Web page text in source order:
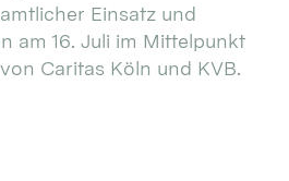
Einsatz und
am 16. Juli im Mittelpunkt
Caritas Köln und KVB.